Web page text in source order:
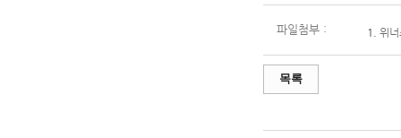
파일첨부 : 1. 위
목록